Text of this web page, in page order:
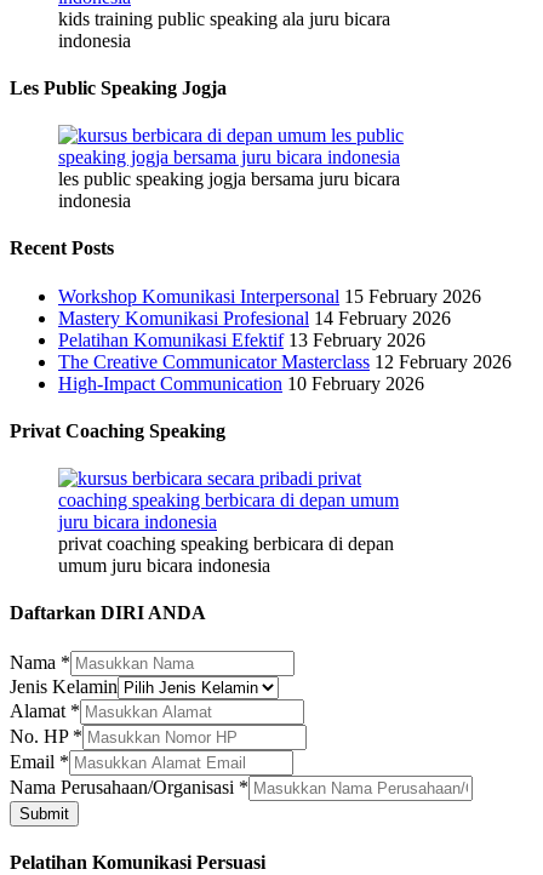
kids training public speaking ala juru bicara
indonesia
Les Public Speaking Jogja
les public speaking jogja bersama juru bicara
indonesia
Recent Posts
Workshop Komunikasi Interpersonal 15 February 2026
Mastery Komunikasi Profesional 14 February 2026
Pelatihan Komunikasi Efektif 13 February 2026
The Creative Communicator Masterclass 12 February 2026
High-Impact Communication 10 February 2026
Privat Coaching Speaking
privat coaching speaking berbicara di depan
umum juru bicara indonesia
Daftarkan DIRI ANDA
Nama *
Jenis Kelamin
Jenis
No.
Alamat
Alamat *
No. HP *
Email *
Nama Perusahaan/Organisasi *
Submit
Pelatihan Komunikasi Persuasi